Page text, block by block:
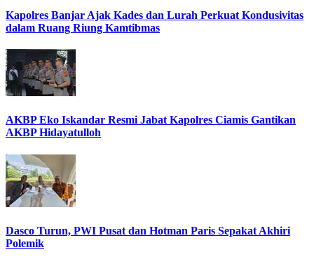
Kapolres Banjar Ajak Kades dan Lurah Perkuat Kondusivitas
dalam Ruang Riung Kamtibmas
AKBP Eko Iskandar Resmi Jabat Kapolres Ciamis Gantikan
AKBP Hidayatulloh
Dasco Turun, PWI Pusat dan Hotman Paris Sepakat Akhiri
Polemik